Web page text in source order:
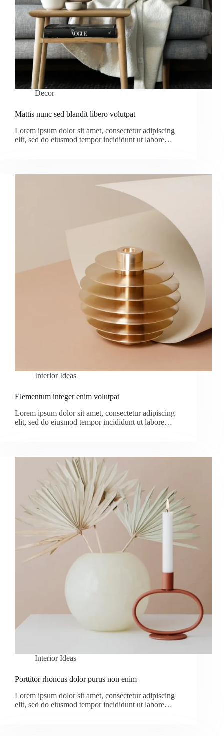
Decor
Mattis nunc sed blandit libero volutpat
Lorem ipsum dolor sit amet, consectetur adipiscing
elit, sed do eiusmod tempor incididunt ut labore…
Interior Ideas
Elementum integer enim volutpat
Lorem ipsum dolor sit amet, consectetur adipiscing
elit, sed do eiusmod tempor incididunt ut labore…
Interior Ideas
Porttitor rhoncus dolor purus non enim
Lorem ipsum dolor sit amet, consectetur adipiscing
elit, sed do eiusmod tempor incididunt ut labore…